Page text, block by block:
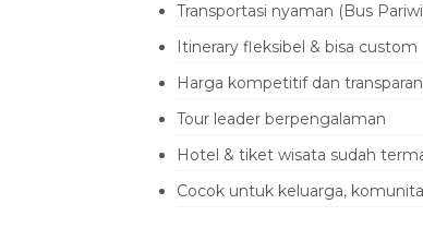
‎Transportasi nyaman (Bus
‎Itinerary fleksibel & bisa custom
‎Harga kompetitif dan transparan
‎Tour leader berpengalaman
‎Hotel & tiket wisata sudah
‎Cocok untuk keluarga,